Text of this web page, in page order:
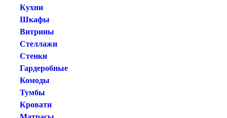
Кухни
Шкафы
Витрины
Стеллажи
Стенки
Гардеробные
Комоды
Тумбы
Кровати